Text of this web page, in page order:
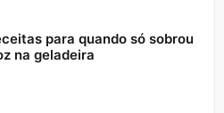
para quando só sobrou
na geladeira